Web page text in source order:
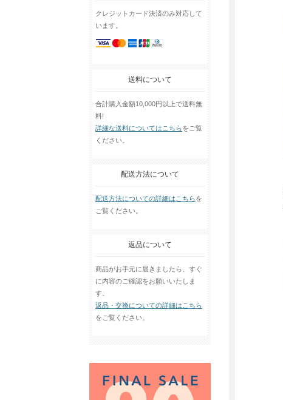
クレジットカード決済のみ対応して
います。
送料について
合計購入金額10,000円以上で送料無
料!
詳細な送料についてはこちらをご覧
ください。
配送方法について
配送方法についての詳細はこちらを
ご覧ください。
返品について
商品がお手元に届きましたら、すぐ
に内容のご確認をお願いいたしま
す。
返品・交換についての詳細はこちら
をご覧ください。